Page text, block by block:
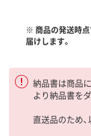
※ 商品の発送時
届けします。
納品書は商品
より納品書を
直送品のため